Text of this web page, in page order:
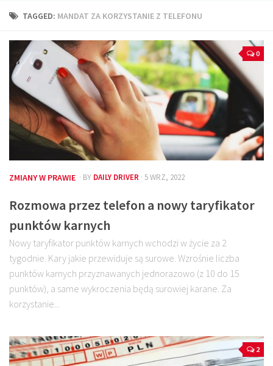
Technika jazdy
Kalkulatory
Przelicznik mocy
Auto z niemiec
Galerie
TAGGED: MANDAT ZA KORZYSTANIE Z TELEFONU
0
ZMIANY W PRAWIE · BY DAILY DRIVER · 5 WRZ, 2022
Rozmowa przez telefon a nowy taryfikator
punktów karnych
Nowy taryfikator punktów karnych wchodzi w życie za 2
tygodnie. Kary jakie przewiduje są surowe. Wzrośnie liczba
punktów karnych przyznawanych jednorazowo (z 10 do 15
punktów), a same wykroczenia będą surowiej karane. Za
korzystanie...
2